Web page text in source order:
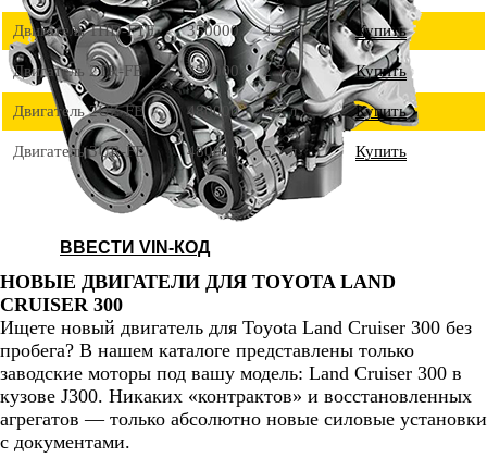
ВВЕСТИ VIN-КОД
Подбор нового двигателя по
VIN-коду: 100% гарантия
совместимости
Двигатель 1HD-FTE 350000 4.2 л Купить
Двигатель 2TR-FE 350000 2.7 л Купить
Двигатель 2UZ-FE 480000 4.7 л Купить
Двигатель 3UR-FE 480000 5.7 л Купить
НОВЫЕ ДВИГАТЕЛИ ДЛЯ TOYOTA LAND
CRUISER 300
Ищете новый двигатель для Toyota Land Cruiser 300 без
пробега? В нашем каталоге представлены только
заводские моторы под вашу модель: Land Cruiser 300 в
кузове J300. Никаких «контрактов» и восстановленных
агрегатов — только абсолютно новые силовые установки
с документами.